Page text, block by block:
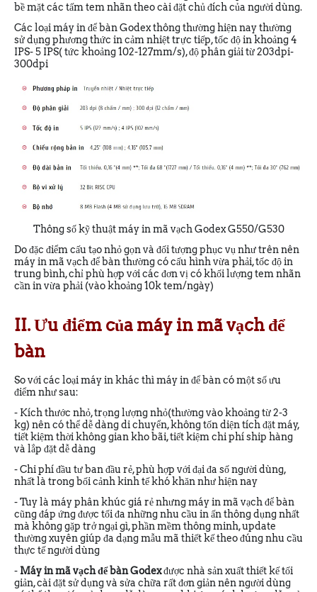
bề mặt các tấm tem nhãn theo cài đặt chủ đích của người dùng.
Các loại máy in để bàn Godex thông thường hiện nay thường
sử dụng phương thức in cảm nhiệt trực tiếp, tốc độ in khoảng 4
IPS- 5 IPS( tức khoảng 102-127mm/s), độ phân giải từ 203dpi-
300dpi
Thông số kỹ thuật máy in mã vạch Godex G550/G530
Do đặc điểm cấu tạo nhỏ gọn và đối tượng phục vụ như trên nên
máy in mã vạch để bàn thường có cấu hình vừa phải, tốc độ in
trung bình, chỉ phù hợp với các đơn vị có khối lượng tem nhãn
cần in vừa phải (vào khoảng 10k tem/ngày)
II. Ưu điểm của máy in mã vạch để
bàn
So với các loại máy in khác thì máy in để bàn có một số ưu
điểm như sau:
- Kích thước nhỏ, trọng lượng nhỏ(thường vào khoảng từ 2-3
kg) nên có thể dễ dàng di chuyển, không tốn diện tích đặt máy,
tiết kiệm thời không gian kho bãi, tiết kiệm chi phí ship hàng
và lắp đặt dễ dàng
- Chi phí đầu tư ban đầu rẻ, phù hợp với đại đa số người dùng,
nhất là trong bối cảnh kinh tế khó khăn như hiện nay
- Tuy là máy phân khúc giá rẻ nhưng máy in mã vạch để bàn
cũng đáp ứng được tối đa những nhu cầu in ấn thông dụng nhất
mà không gặp trở ngại gì, phần mềm thông minh, update
thường xuyên giúp đa dạng mẫu mã thiết kế theo đúng nhu cầu
thực tế người dùng
- Máy in mã vạch để bàn Godexđược nhà sản xuất thiết kế tối
giản, cài đặt sử dụng và sửa chữa rất đơn giản nên người dùng